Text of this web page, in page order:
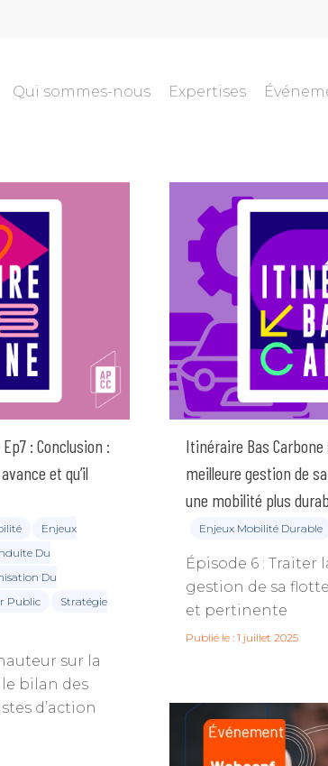
rechercher ou ESC pour annuler
Qui sommes-nous Expertises
: Conclusion :
et qu’il
Enjeux
Du
Du
Public
Stratégie
sur la
bilan des
d’action
Itinéraire Bas Carbone
meilleure gestion de
une mobilité plus
Enjeux Mobilité Durable
Épisode 6 : Traiter
gestion de sa
et pertinente
Publié le : 1 juillet 2025